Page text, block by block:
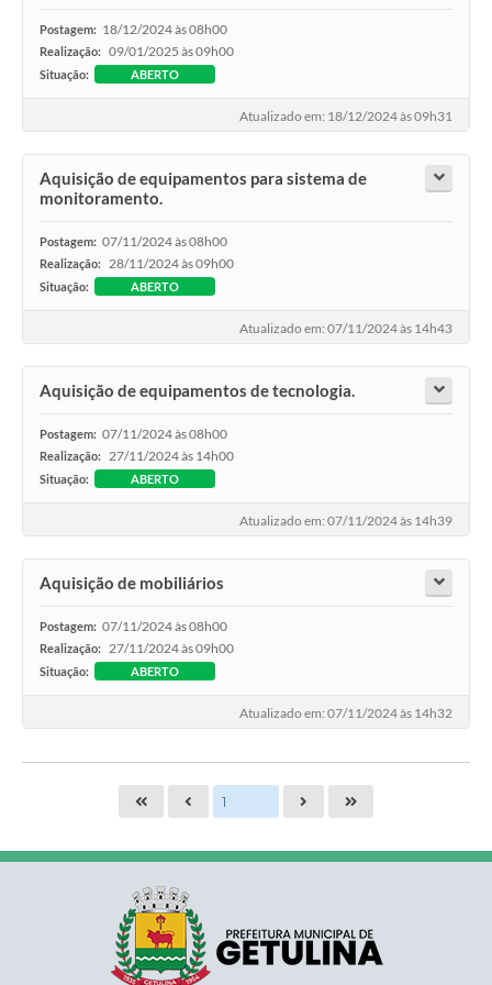
Postagem: 18/12/2024 às 08h00
Realização: 09/01/2025 às 09h00
Situação: ABERTO
Atualizado em: 18/12/2024 às 09h31
Aquisição de equipamentos para sistema de
monitoramento.
Postagem: 07/11/2024 às 08h00
Realização: 28/11/2024 às 09h00
Situação: ABERTO
Atualizado em: 07/11/2024 às 14h43
Aquisição de equipamentos de tecnologia.
Postagem: 07/11/2024 às 08h00
Realização: 27/11/2024 às 14h00
Situação: ABERTO
Atualizado em: 07/11/2024 às 14h39
Aquisição de mobiliários
Postagem: 07/11/2024 às 08h00
Realização: 27/11/2024 às 09h00
Situação: ABERTO
Atualizado em: 07/11/2024 às 14h32